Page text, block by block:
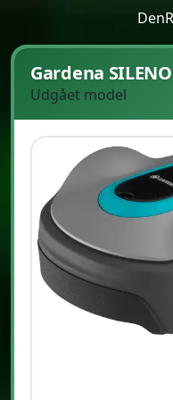
Gardena
Udgået model